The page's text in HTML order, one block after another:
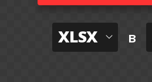
XLSX в